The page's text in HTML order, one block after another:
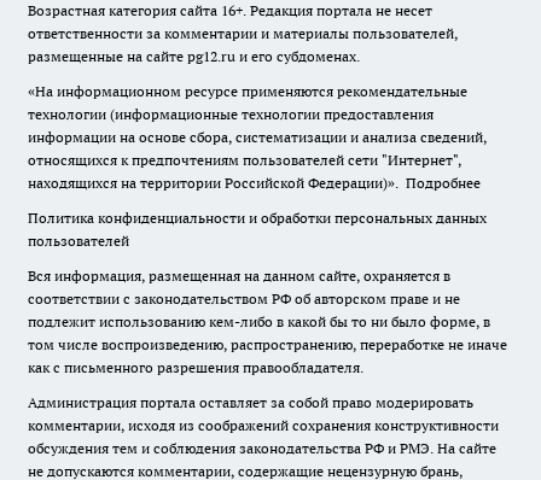
Возрастная категория сайта 16+. Редакция портала не несет
ответственности за комментарии и материалы пользователей,
размещенные на сайте pg12.ru и его субдоменах.
«На информационном ресурсе применяются рекомендательные
технологии (информационные технологии предоставления
информации на основе сбора, систематизации и анализа сведений,
относящихся к предпочтениям пользователей сети "Интернет",
находящихся на территории Российской Федерации)». Подробнее
Политика конфиденциальности и обработки персональных данных
пользователей
Вся информация, размещенная на данном сайте, охраняется в
соответствии с законодательством РФ об авторском праве и не
подлежит использованию кем-либо в какой бы то ни было форме, в
том числе воспроизведению, распространению, переработке не иначе
как с письменного разрешения правообладателя.
Администрация портала оставляет за собой право модерировать
комментарии, исходя из соображений сохранения конструктивности
обсуждения тем и соблюдения законодательства РФ и РМЭ. На сайте
не допускаются комментарии, содержащие нецензурную брань,